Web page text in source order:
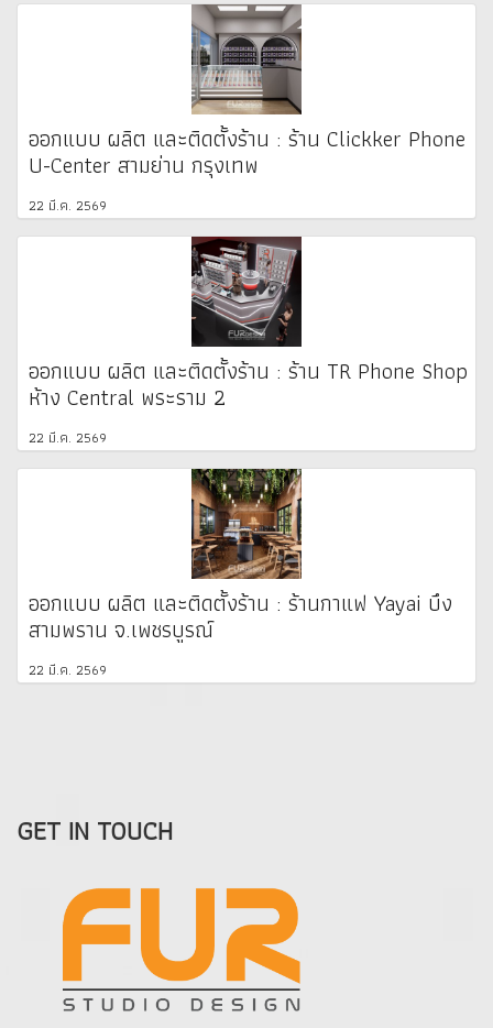
ออกแบบ ผลิต และติดตั้งร้าน : ร้าน Clickker Phone
U-Center สามย่าน กรุงเทพ
22 มี.ค. 2569
ออกแบบ ผลิต และติดตั้งร้าน : ร้าน TR Phone Shop
ห้าง Central พระราม 2
22 มี.ค. 2569
ออกแบบ ผลิต และติดตั้งร้าน : ร้านกาแฟ Yayai บึง
สามพราน จ.เพชรบูรณ์
22 มี.ค. 2569
GET IN TOUCH